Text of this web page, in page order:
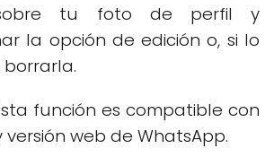
tu foto de perfil y
la opción de edición o, si lo
borrarla.
función es compatible con
web de WhatsApp.